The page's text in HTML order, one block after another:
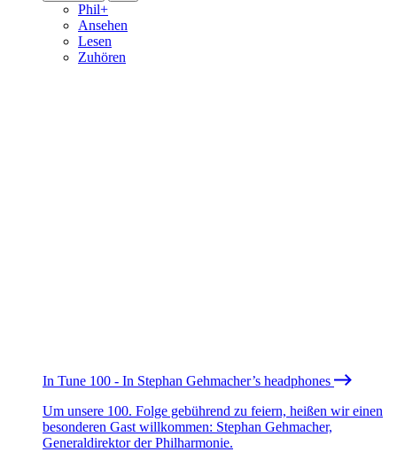
Phil+
Ansehen
Lesen
Zuhören
In Tune 100 - In Stephan Gehmacher’s headphones
Um unsere 100. Folge gebührend zu feiern, heißen wir einen
besonderen Gast willkommen: Stephan Gehmacher,
Generaldirektor der Philharmonie.